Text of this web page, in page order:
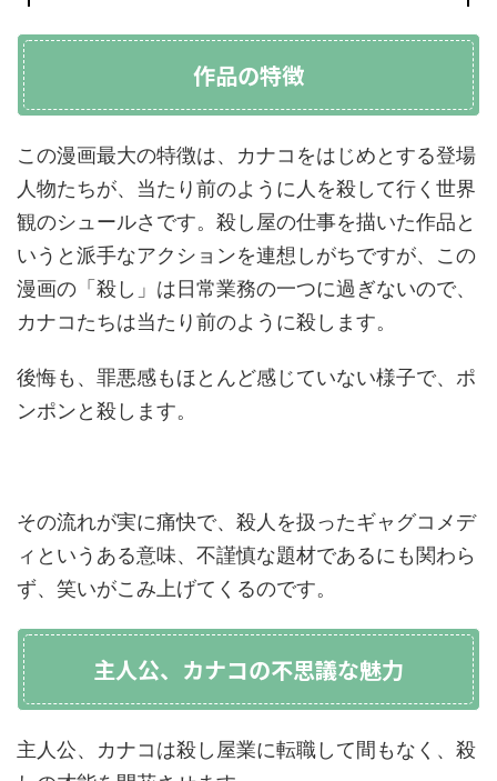
作品の特徴
この漫画最大の特徴は、カナコをはじめとする登場
人物たちが、当たり前のように人を殺して行く世界
観のシュールさです。殺し屋の仕事を描いた作品と
いうと派手なアクションを連想しがちですが、この
漫画の「殺し」は日常業務の一つに過ぎないので、
カナコたちは当たり前のように殺します。
後悔も、罪悪感もほとんど感じていない様子で、ポ
ンポンと殺します。
その流れが実に痛快で、殺人を扱ったギャグコメデ
ィというある意味、不謹慎な題材であるにも関わら
ず、笑いがこみ上げてくるのです。
主人公、カナコの不思議な魅力
主人公、カナコは殺し屋業に転職して間もなく、殺